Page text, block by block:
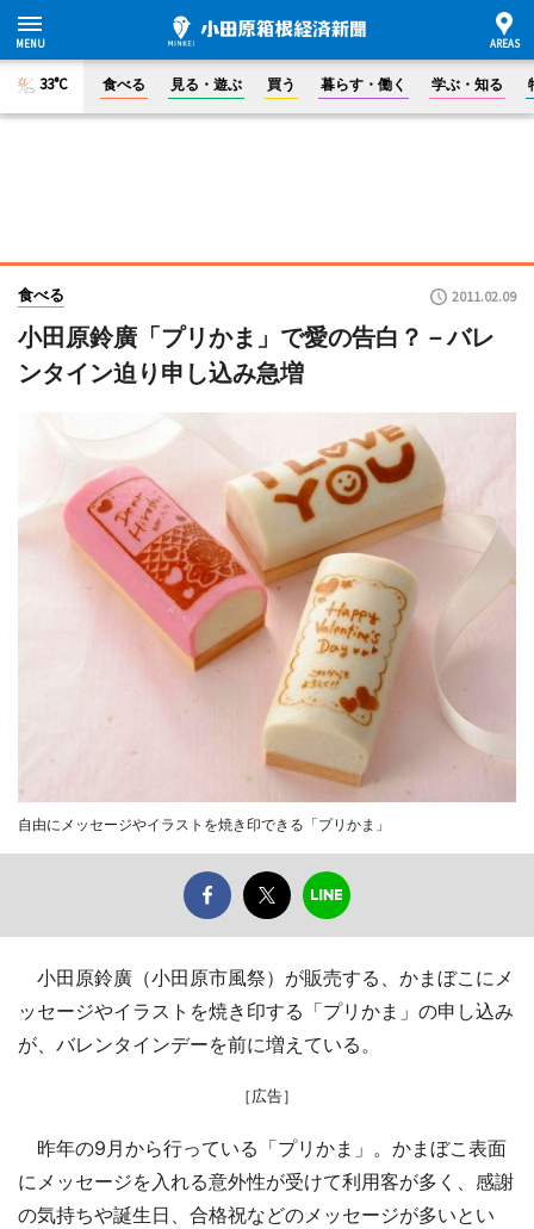
33°C 食べる 見る・遊ぶ 買う 暮らす・働く 学ぶ・知る
食べる 2011.02.09
小田原鈴廣「プリかま」で愛の告白？－バレ
ンタイン迫り申し込み急増
自由にメッセージやイラストを焼き印できる「プリかま」
小田原鈴廣（小田原市風祭）が販売する、かまぼこにメ
ッセージやイラストを焼き印する「プリかま」の申し込み
が、バレンタインデーを前に増えている。
［広告］
昨年の9月から行っている「プリかま」。かまぼこ表面
にメッセージを入れる意外性が受けて利用客が多く、感謝
の気持ちや誕生日、合格祝などのメッセージが多いとい